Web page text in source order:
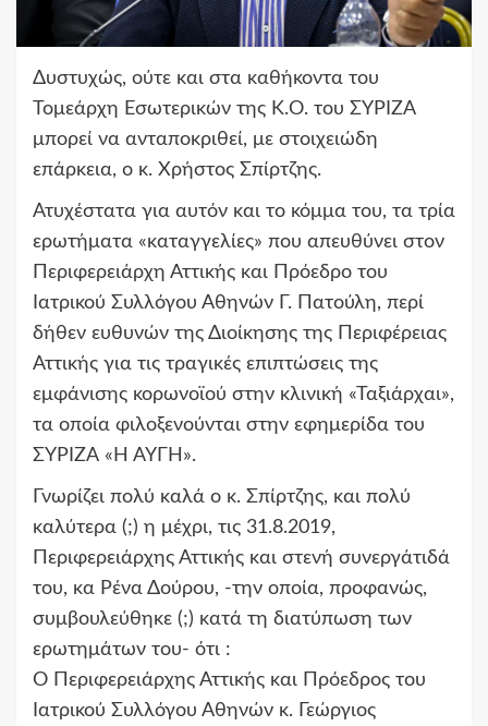
Δυστυχώς, ούτε και στα καθήκοντα του
Τομεάρχη Εσωτερικών της Κ.Ο. του ΣΥΡΙΖΑ
μπορεί να ανταποκριθεί, με στοιχειώδη
επάρκεια, ο κ. Χρήστος Σπίρτζης.
Ατυχέστατα για αυτόν και το κόμμα του, τα τρία
ερωτήματα «καταγγελίες» που απευθύνει στον
Περιφερειάρχη Αττικής και Πρόεδρο του
Ιατρικού Συλλόγου Αθηνών Γ. Πατούλη, περί
δήθεν ευθυνών της Διοίκησης της Περιφέρειας
Αττικής για τις τραγικές επιπτώσεις της
εμφάνισης κορωνοϊού στην κλινική «Ταξιάρχαι»,
τα οποία φιλοξενούνται στην εφημερίδα του
ΣΥΡΙΖΑ «Η ΑΥΓΗ».
Γνωρίζει πολύ καλά ο κ. Σπίρτζης, και πολύ
καλύτερα (;) η μέχρι, τις 31.8.2019,
Περιφερειάρχης Αττικής και στενή συνεργάτιδά
του, κα Ρένα Δούρου, -την οποία, προφανώς,
συμβουλεύθηκε (;) κατά τη διατύπωση των
ερωτημάτων του- ότι :
Ο Περιφερειάρχης Αττικής και Πρόεδρος του
Ιατρικού Συλλόγου Αθηνών κ. Γεώργιος